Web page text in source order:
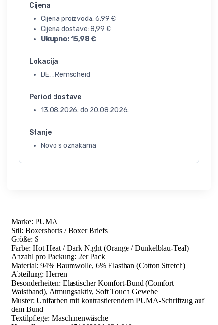
Cijena
Cijena proizvoda: 6,99 €
Cijena dostave: 8,99 €
Ukupno:15,98 €
Lokacija
DE, , Remscheid
Period dostave
13.08.2026. do 20.08.2026.
Stanje
Novo s oznakama